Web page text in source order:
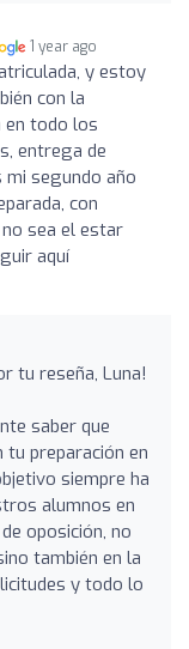
1 year ago
y estoy
con la
en todo los
entrega de
segundo año
con
sea el estar
aquí
tu reseña, Luna!
saber que
preparación en
siempre ha
alumnos en
oposición, no
también en la
y todo lo